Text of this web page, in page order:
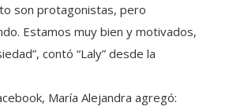
son protagonistas, pero
Estamos muy bien y motivados,
contó “Laly” desde la
María Alejandra agregó: